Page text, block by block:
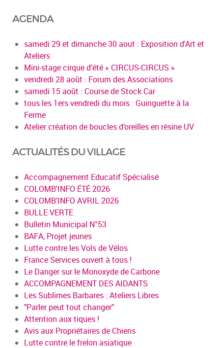
AGENDA
samedi 29 et dimanche 30 aout : Exposition d'Art et
Ateliers
Mini-stage cirque d'été « CIRCUS-CIRCUS »
vendredi 28 août : Forum des Associations
samedi 15 août : Course de Stock Car
tous les 1ers vendredi du mois : Guinguette à la
Ferme
Atelier création de boucles d’oreilles en résine UV
ACTUALITÉS DU VILLAGE
Accompagnement Educatif Spécialisé
COLOMB'INFO ÉTÉ 2026
COLOMB'INFO AVRIL 2026
BULLE VERTE
Bulletin Municipal N°53
BAFA, Projet jeunes
Lutte contre les Vols de Vélos
France Services ouvert à tous !
Le Danger sur le Monoxyde de Carbone
ACCOMPAGNEMENT DES AIDANTS
Les Sublimes Barbares : Ateliers Libres
"Parler peut tout changer"
Attention aux tiques !
Avis aux Propriétaires de Chiens
Lutte contre le frelon asiatique